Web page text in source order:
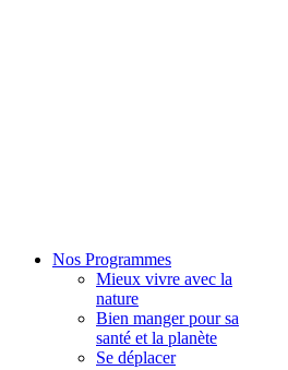
Nos Programmes
Mieux vivre avec la
nature
Bien manger pour sa
santé et la planète
Se déplacer